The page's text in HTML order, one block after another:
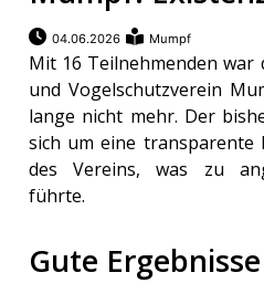
04.06.2026 Mumpf
Mit 16 Teilnehmenden war
und Vogelschutzverein
lange nicht mehr. Der
sich um eine transparente
des Vereins, was zu
führte.
Gute Ergebnisse